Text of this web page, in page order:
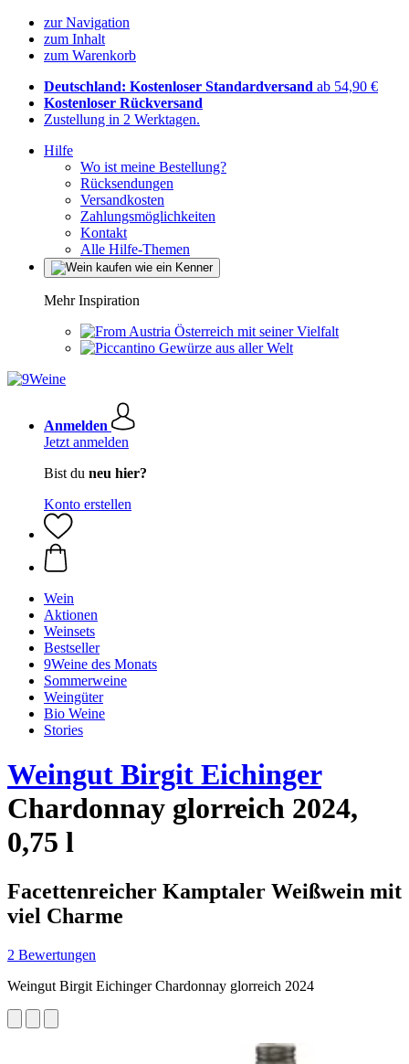
zur Navigation
zum Inhalt
zum Warenkorb
Deutschland: Kostenloser Standardversand ab 54,90 €
Kostenloser Rückversand
Zustellung in 2 Werktagen.
Hilfe
Wo ist meine Bestellung?
Rücksendungen
Versandkosten
Zahlungsmöglichkeiten
Kontakt
Alle Hilfe-Themen
Mehr Inspiration
Österreich mit seiner Vielfalt
Gewürze aus aller Welt
Anmelden
Jetzt anmelden
Bist du neu hier?
Konto erstellen
Wein
Aktionen
Weinsets
Bestseller
9Weine des Monats
Sommerweine
Weingüter
Bio Weine
Stories
Weingut Birgit Eichinger
Chardonnay glorreich 2024,
0,75 l
Facettenreicher Kamptaler Weißwein mit
viel Charme
2 Bewertungen
Weingut Birgit Eichinger Chardonnay glorreich 2024